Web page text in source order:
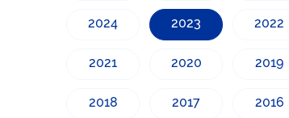
2024 2023 2022
2021 2020 2019
2018 2017 2016